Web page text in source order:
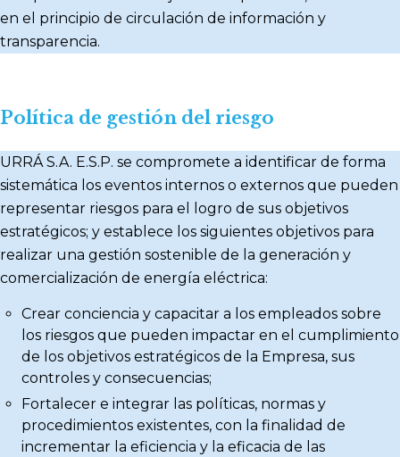
en el principio de circulación de información y
transparencia.
Política de gestión del riesgo
URRÁ S.A. E.S.P. se compromete a identificar de forma
sistemática los eventos internos o externos que pueden
representar riesgos para el logro de sus objetivos
estratégicos; y establece los siguientes objetivos para
realizar una gestión sostenible de la generación y
comercialización de energía eléctrica:
Crear conciencia y capacitar a los empleados sobre
los riesgos que pueden impactar en el cumplimiento
de los objetivos estratégicos de la Empresa, sus
controles y consecuencias;
Fortalecer e integrar las políticas, normas y
procedimientos existentes, con la finalidad de
incrementar la eficiencia y la eficacia de las